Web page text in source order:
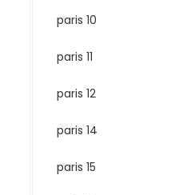
paris 10
paris 11
paris 12
paris 14
paris 15